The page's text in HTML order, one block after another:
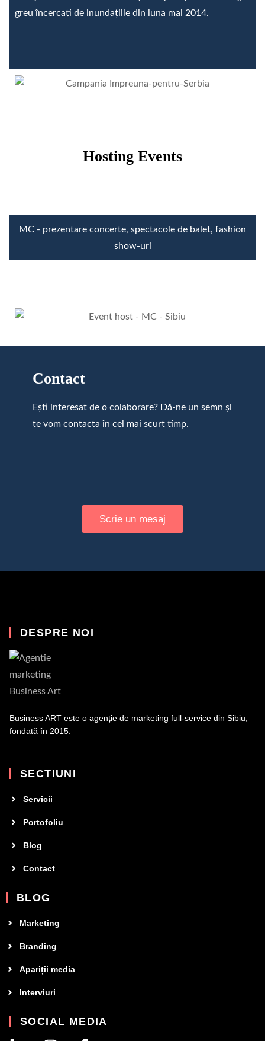
greu încercati de inundaţiile din luna mai 2014.
Hosting Events
MC - prezentare concerte, spectacole de balet, fashion
show-uri
Contact
Ești interesat de o colaborare? Dă-ne un semn și
te vom contacta în cel mai scurt timp.
Scrie un mesaj
DESPRE NOI
Business ART este o agenție de marketing full-service din Sibiu,
fondată în 2015.
SECTIUNI
Servicii
Portofoliu
Blog
Contact
BLOG
Marketing
Branding
Apariții media
Interviuri
SOCIAL MEDIA